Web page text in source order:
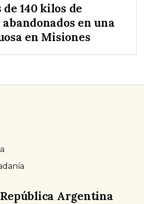
140 kilos de
en una
en Misiones
Argentina